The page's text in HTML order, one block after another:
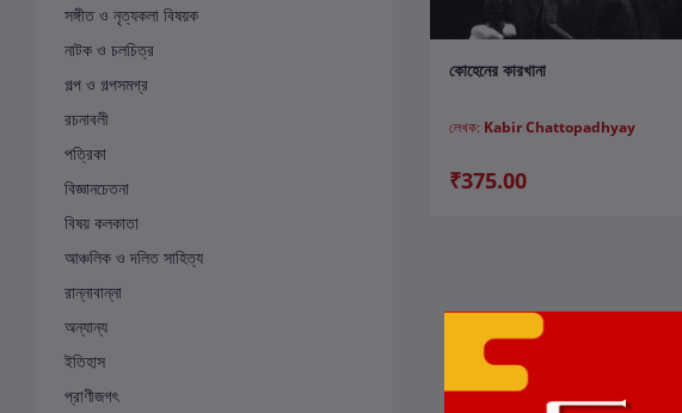
সঙ্গীত ও নৃত্যকলা বিষয়ক
নাটক ও চলচিত্র
গল্প ও গল্পসমগ্র
রচনাবলী
পত্রিকা
বিজ্ঞানচেতনা
বিষয় কলকাতা
আঞ্চলিক ও দলিত সাহিত্য
রান্নাবান্না
অন্যান্য
ইতিহাস
প্রাণীজগৎ
কার্টে যোগ করুন
কোহেনের কারখানা
লেখক: Kabir Chattopadhyay
₹375.00